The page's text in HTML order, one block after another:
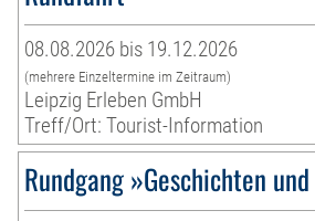
08.08.2026 bis 19.12.2026
(mehrere Einzeltermine im Zeitraum)
Leipzig Erleben GmbH
Treff/Ort: Tourist-Information
Rundgang »Geschichten